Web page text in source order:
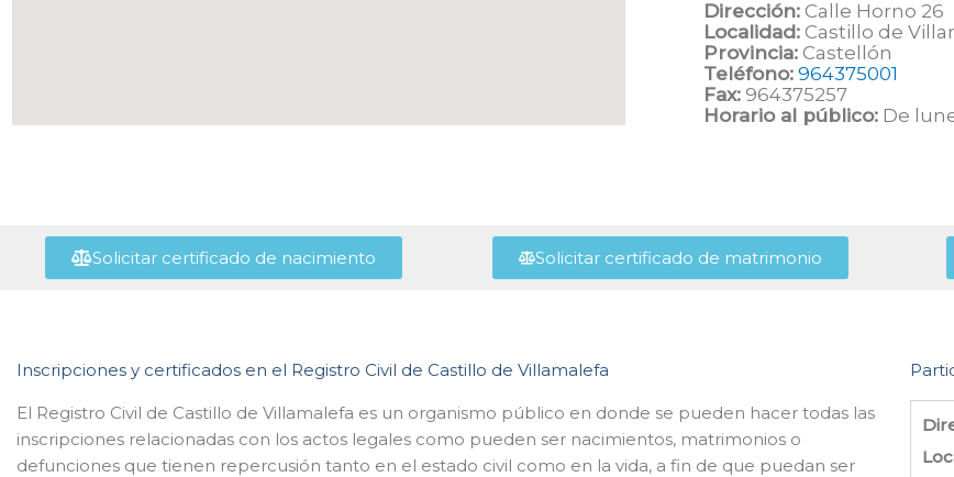
Dirección: Calle Horno 26
Localidad: Castillo de
Provincia: Castellón
Teléfono: 964375001
Fax: 964375257
Horario al público: De
Solicitar certificado de nacimiento Solicitar certificado de matrimonio
Inscripciones y certificados en el Registro Civil de Castillo de Villamalefa
El Registro Civil de Castillo de Villamalefa es un organismo público en donde se pueden hacer todas las
inscripciones relacionadas con los actos legales como pueden ser nacimientos, matrimonios o
defunciones que tienen repercusión tanto en el estado civil como en la vida, a fin de que puedan ser